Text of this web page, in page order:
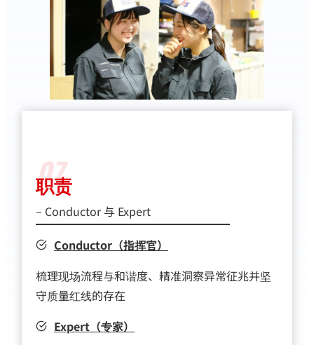
07
职责
– Conductor 与 Expert
Conductor（指挥官）
梳理现场流程与和谐度、精准洞察异常征兆并坚
守质量红线的存在
Expert（专家）